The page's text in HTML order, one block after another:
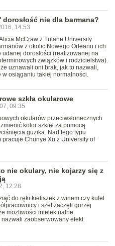
dorosłość nie dla barmana?
14:53
McCraw z Tulane University
z okolic Nowego Orleanu i ich
udanej dorosłości (realizowanej na
związków i rodzicielstwa).
że uznawali oni brak, jak to nazwali,
w osiąganiu takiej normalności.
szkła okularowe
09:35
okularów przeciwsłonecznych
kolor szkieł za pomocą
guzika. Nad tego typu
pracuje Chunye Xu z University of
nie okulary, nie kojarzy się z
12:28
do ręki kieliszek z winem czy kufel
i szef zaczęli gorzej
możliwości intelektualne.
nazwali zaobserwowany efekt